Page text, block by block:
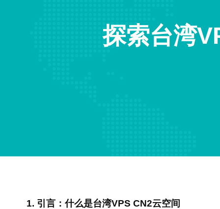
探索台湾
1. 引言：什么是台湾VPS CN2云空间